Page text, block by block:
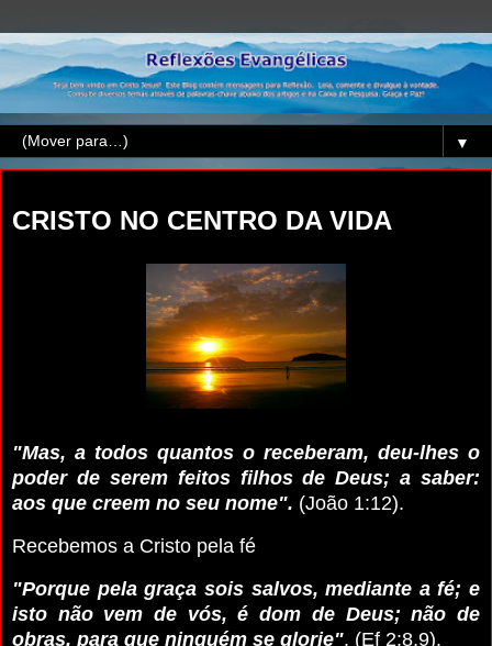
▼
CRISTO NO CENTRO DA VIDA
"Mas, a todos quantos o receberam, deu-lhes o
poder de serem feitos filhos de Deus; a saber:
aos que creem no seu nome". (João 1:12).
Recebemos a Cristo pela fé
"Porque pela graça sois salvos, mediante a fé; e
isto não vem de vós, é dom de Deus; não de
obras, para que ninguém se glorie". (Ef 2:8,9).